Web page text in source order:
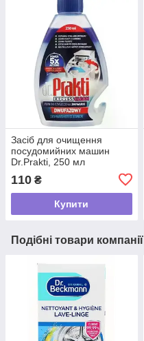
Засіб для очищення
посудомийних машин
Dr.Prakti, 250 мл
110 ₴
Купити
Подібні товари компанії